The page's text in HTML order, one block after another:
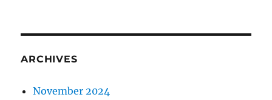
ARCHIVES
November 2024